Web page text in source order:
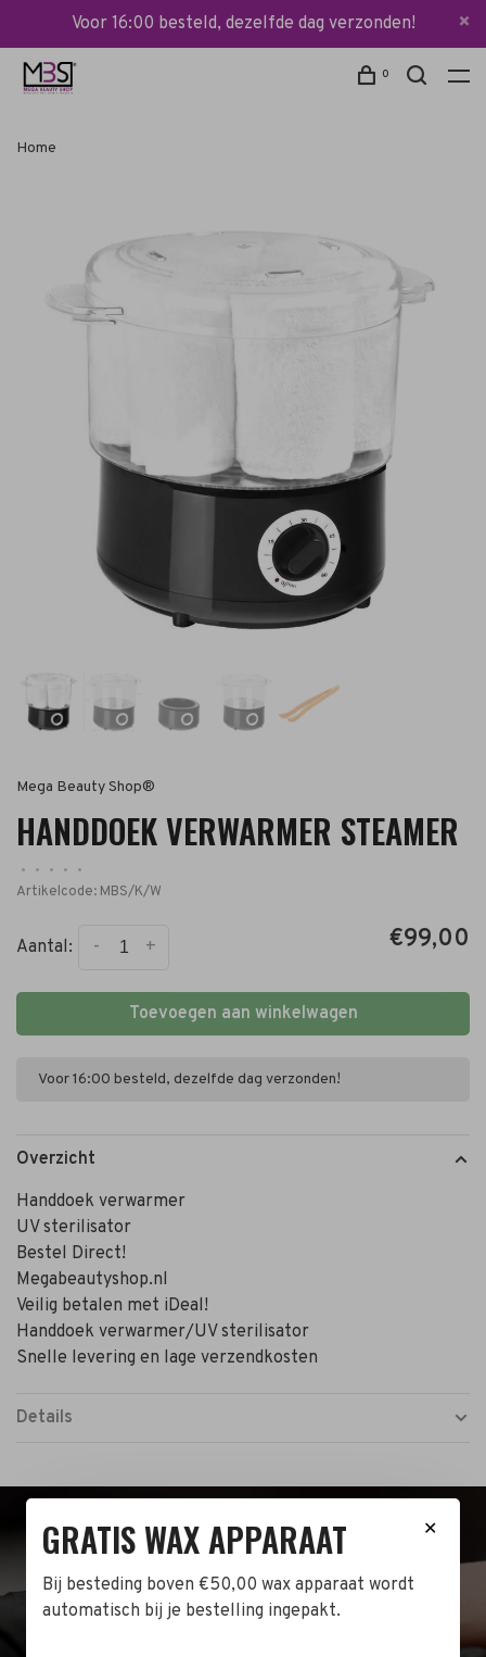
Voor 16:00 besteld, dezelfde dag verzonden!
0
Home
Mega Beauty Shop®
HANDDOEK VERWARMER STEAMER
• • • •
•
Artikelcode: MBS/K/W
Aantal: +
- €99,00
Toevoegen aan winkelwagen
Voor 16:00 besteld, dezelfde dag verzonden!
Overzicht
Handdoek verwarmer
UV sterilisator
Bestel Direct!
Megabeautyshop.nl
Veilig betalen met iDeal!
Handdoek verwarmer/UV sterilisator
Snelle levering en lage verzendkosten
Details
BEZOEK DE WINKEL!
Naast de online shop hebben wij ook een fysieke
✕
GRATIS WAX APPARAAT
Bij besteding boven €50,00 wax apparaat wordt
automatisch bij je bestelling ingepakt.